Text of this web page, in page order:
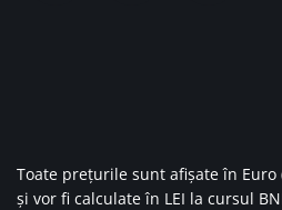
Toate prețurile sunt afișate în Euro
și vor fi calculate în LEI la cursul